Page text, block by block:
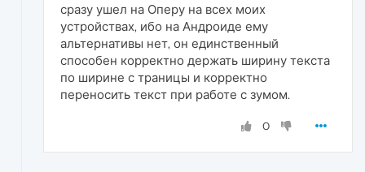
сразу ушел на Оперу на всех моих
устройствах, ибо на Андроиде ему
альтернативы нет, он единственный
способен корректно держать ширину текста
по ширине с траницы и корректно
переносить текст при работе с зумом.
0